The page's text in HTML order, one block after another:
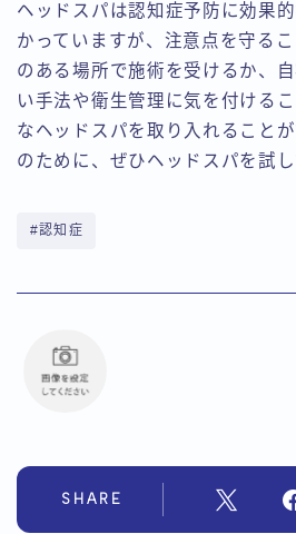
ヘッドスパは認知症予防に効果
かっていますが、注意点を守る
のある場所で施術を受けるか、
い手法や衛生管理に気を付ける
なヘッドスパを取り入れること
のために、ぜひヘッドスパを試し
#認知症
SHARE